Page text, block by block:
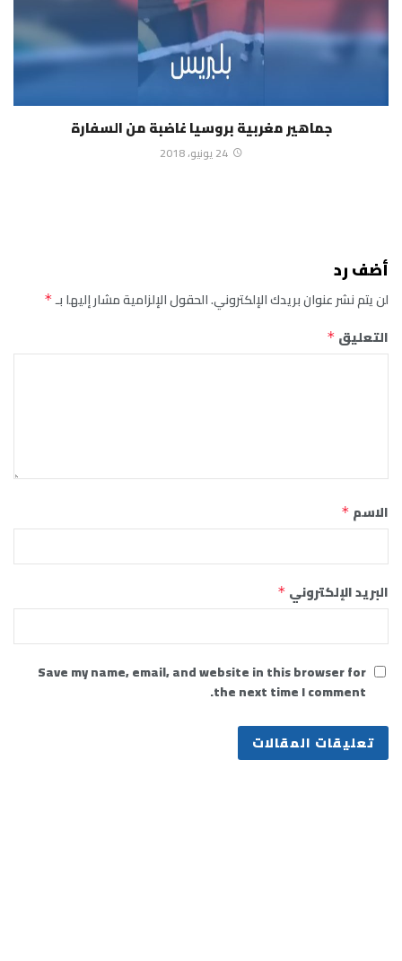
جماهير مغربية بروسيا غاضبة من السفارة
24 يونيو، 2018
أضف رد
لن يتم نشر عنوان بريدك الإلكتروني.الحقول الإلزامية مشار إليها بـ*
التعليق *
الاسم *
البريد الإلكتروني *
Save my name, email, and website in this browser for
the next time I comment.